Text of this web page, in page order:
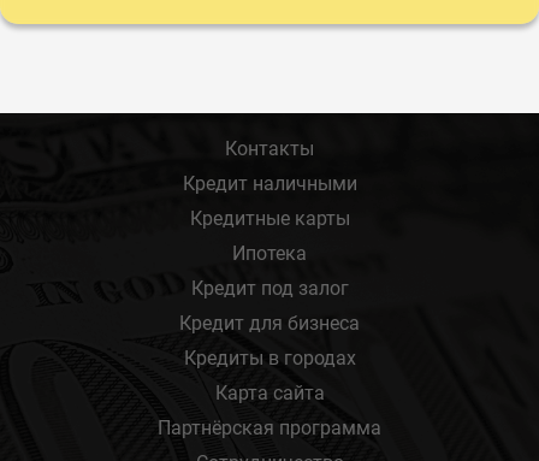
Контакты
Кредит наличными
Кредитные карты
Ипотека
Кредит под залог
Кредит для бизнеса
Кредиты в городах
Карта сайта
Партнёрская программа